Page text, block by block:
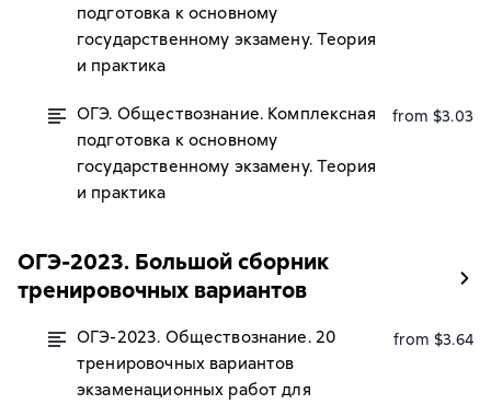
подготовка к основному
государственному экзамену. Теория
и практика
ОГЭ. Обществознание. Комплексная
подготовка к основному
государственному экзамену. Теория
и практика
from $3.03
ОГЭ-2023. Большой сборник
тренировочных вариантов
ОГЭ-2023. Обществознание. 20
тренировочных вариантов
экзаменационных работ для
from $3.64